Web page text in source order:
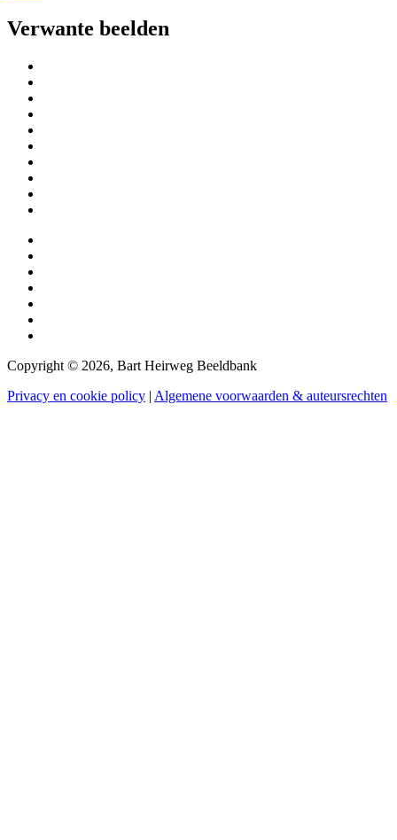
Verwante beelden
Copyright © 2026, Bart Heirweg Beeldbank
Privacy en cookie policy | Algemene voorwaarden & auteursrechten